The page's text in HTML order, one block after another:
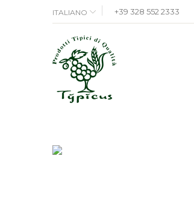
ITALIANO +39 328 552 2333